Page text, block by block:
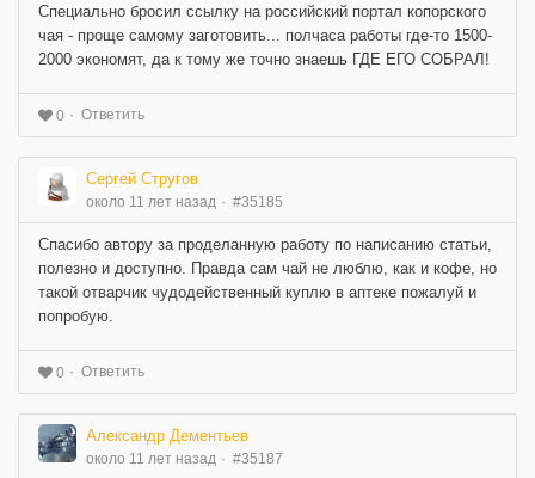
Специально бросил ссылку на российский портал копорского
чая - проще самому заготовить... полчаса работы где-то 1500-
2000 экономят, да к тому же точно знаешь ГДЕ ЕГО СОБРАЛ!
0 Ответить
Сергей Стругов
около 11 лет назад #35185
Спасибо автору за проделанную работу по написанию статьи,
полезно и доступно. Правда сам чай не люблю, как и кофе, но
такой отварчик чудодейственный куплю в аптеке пожалуй и
попробую.
0 Ответить
Александр Дементьев
около 11 лет назад #35187